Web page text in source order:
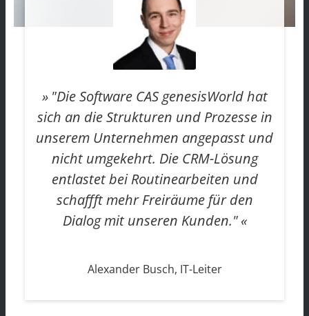
"Die Software CAS genesisWorld hat
sich an die Strukturen und Prozesse in
unserem Unternehmen angepasst und
nicht umgekehrt. Die CRM-Lösung
entlastet bei Routinearbeiten und
schaffft mehr Freiräume für den
Dialog mit unseren Kunden."
Alexander Busch, IT-Leiter